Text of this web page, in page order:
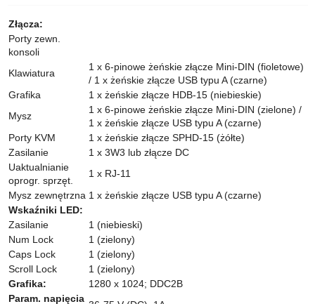
Złącza:
Porty zewn.
konsoli
Klawiatura
1 x 6-pinowe żeńskie złącze Mini-DIN (fioletowe)
/ 1 x żeńskie złącze USB typu A (czarne)
Grafika
1 x żeńskie złącze HDB-15 (niebieskie)
Mysz
1 x 6-pinowe żeńskie złącze Mini-DIN (zielone) /
1 x żeńskie złącze USB typu A (czarne)
Porty KVM
1 x żeńskie złącze SPHD-15 (żółte)
Zasilanie
1 x 3W3 lub złącze DC
Uaktualnianie
oprogr. sprzęt.
1 x RJ-11
Mysz zewnętrzna 1 x żeńskie złącze USB typu A (czarne)
Wskaźniki LED:
Zasilanie
1 (niebieski)
Num Lock
1 (zielony)
Caps Lock
1 (zielony)
Scroll Lock
1 (zielony)
Grafika:
1280 x 1024; DDC2B
Param. napięcia